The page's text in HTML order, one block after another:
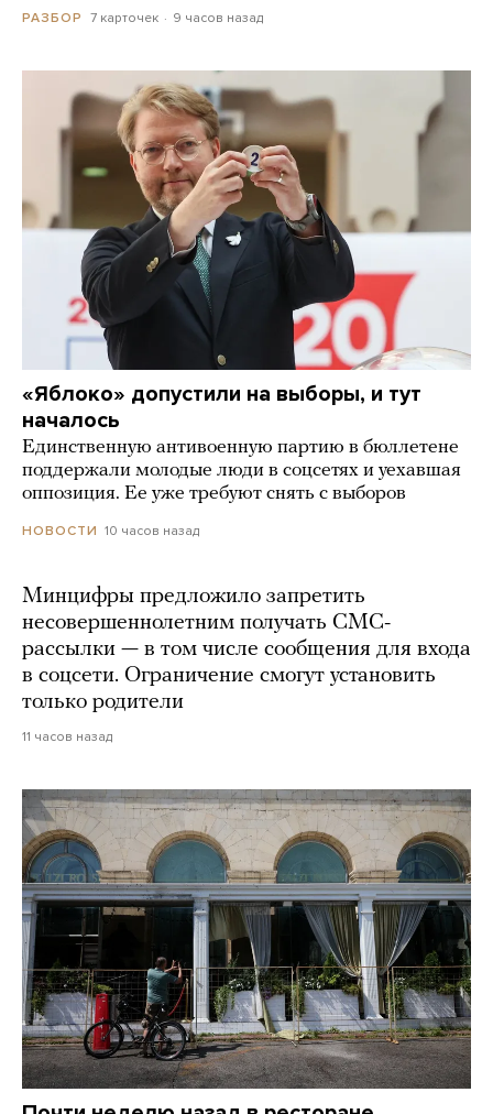
РАЗБОР 7 карточек 9 часов назад
«Яблоко» допустили на выборы, и тут
началось
Единственную антивоенную партию в бюллетене
поддержали молодые люди в соцсетях и уехавшая
оппозиция. Ее уже требуют снять с выборов
НОВОСТИ 10 часов назад
Минцифры предложило запретить
несовершеннолетним получать СМС-
рассылки — в том числе сообщения для входа
в соцсети. Ограничение смогут установить
только родители
11 часов назад